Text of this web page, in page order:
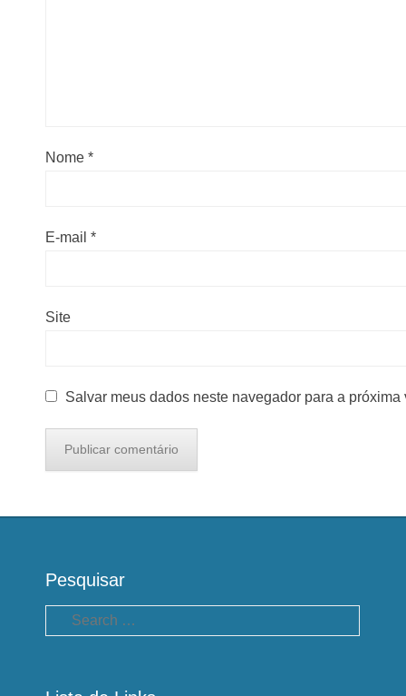
Nome *
E-mail *
Site
Salvar meus dados neste navegador para a próxima
Pesquisar
Pesquisa